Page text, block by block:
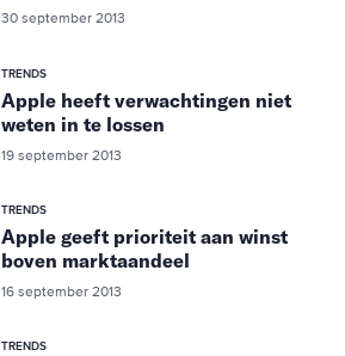
30 september 2013
TRENDS
Apple heeft verwachtingen niet
weten in te lossen
19 september 2013
TRENDS
Apple geeft prioriteit aan winst
boven marktaandeel
16 september 2013
TRENDS